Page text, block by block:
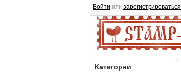
Войти или зарегистрироваться
Категории